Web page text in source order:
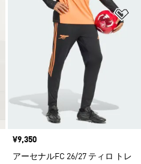
ほしいものリストに追加
価格
¥9,350
アーセナルFC 26/27 ティロ トレ